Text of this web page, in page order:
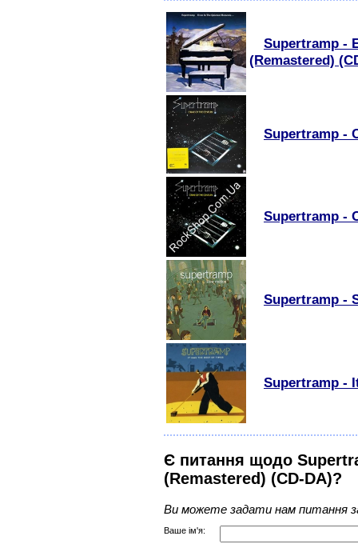
Supertramp -
(Remastered)
Supertramp -
Supertramp -
Supertramp -
Supertramp -
Є питання щодо
(Remastered) (CD-DA)?
Ви можете задати нам питання
Ваше ім'я: